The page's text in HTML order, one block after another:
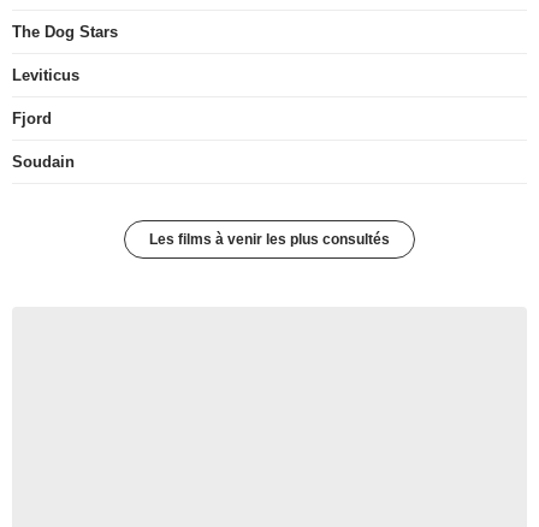
The Dog Stars
Leviticus
Fjord
Soudain
Les films à venir les plus consultés